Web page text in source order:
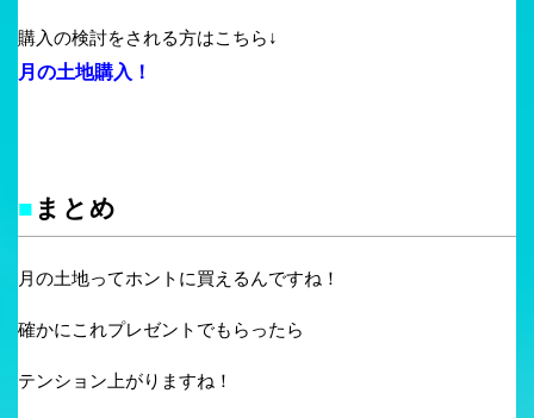
購入の検討をされる方はこちら↓
月の土地購入！
■ まとめ
月の土地ってホントに買えるんですね！
確かにこれプレゼントでもらったら
テンション上がりますね！